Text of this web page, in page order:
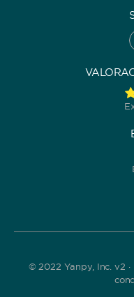
© 2022 Yanpy, Inc. v2 ·